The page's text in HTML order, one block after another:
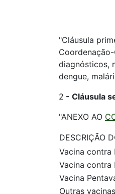
"Cláusula
diagnósticos,
dengue,
2 - Cláusula
"ANEXO AO
DESCRIÇÃO
Vacina contra
Vacina contra
Vacina
Outras